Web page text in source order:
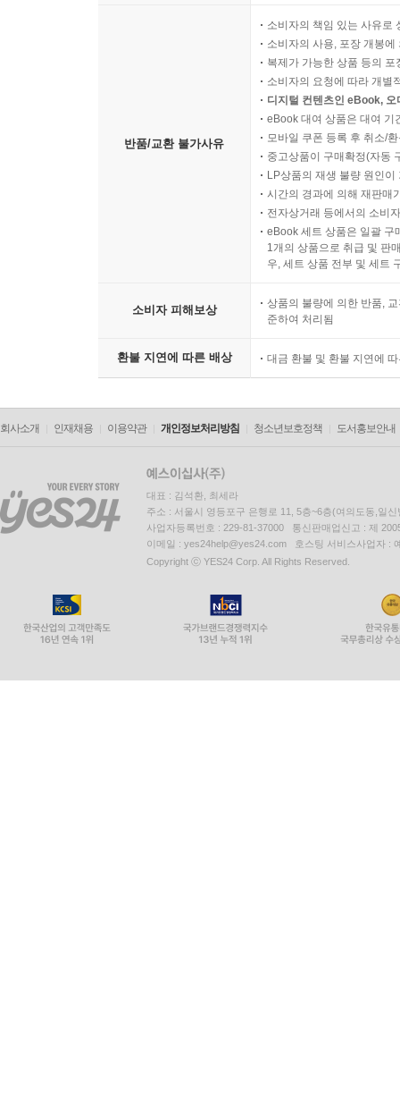
반품/교환 불가사유
소비자의 책임 있는 사유로
소비자의 사용, 포장 개봉
복제가 가능한 상품 등의
소비자의 요청에 따라 개별
디지털 컨텐츠인 eBook,
eBook 대여 상품은 대여 기
모바일 쿠폰 등록 후 취소/
중고상품이 구매확정(자동
LP상품의 재생 불량 원인
시간의 경과에 의해 재판매
전자상거래 등에서의 소비
eBook 세트 상품은 일괄 구
1개의 상품으로 취급 및 판
우, 세트 상품 전부 및 세트
소비자 피해보상
상품의 불량에 의한 반품,
준하여 처리됨
환불 지연에 따른 배상 대금 환불 및 환불 지연에
회사소개 인재채용 이용약관 개인정보처리방침 청소년보호정책 도서홍보안내
대표 : 김석환, 최세라
주소 : 서울시 영등포구 은행로 11, 5층~6층(여의도동,일신
사업자등록번호 : 229-81-37000 통신판매업신고 : 제
이메일 : yes24help@yes24.com 호스팅 서비스사업자 :
Copyright ⓒ YES24 Corp. All Rights Reserved.